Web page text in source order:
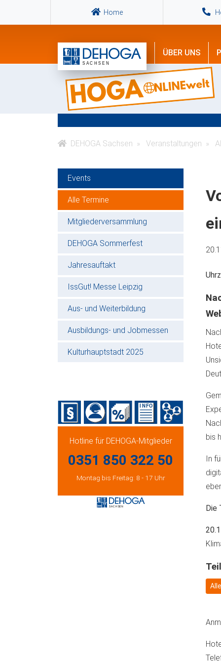
Home
ÜBER UNS
DEHOGA Sachsen Veranstaltungen
Events
Alle Termine
Mitgliederversammlung
DEHOGA Sommerfest
Jahresauftakt
IssGut! Messe Leipzig
Aus- und Weiterbildung
Ausbildungs- und Jobmessen
Kulturhauptstadt 2025
Hotline für DEHOGA-Mitglieder
0351 850 322 50
Montag bis Freitag: 8 - 17 Uhr
bis
In
Die